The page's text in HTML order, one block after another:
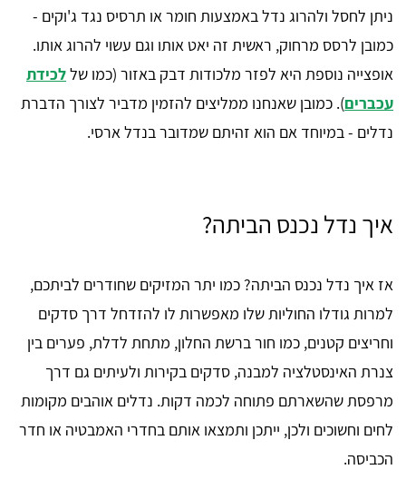
ניתן לחסל ולהרוג נדל באמצעות חומר או תרסיס נגד ג'וקים -
כמובן לרסס מרחוק, ראשית זה יאט אותו וגם עשוי להרוג אותו.
אופצייה נוספת היא לפזר מלכודות דבק באזור (כמו שללכידת
עכברים). כמובן שאנחנו ממליצים להזמין מדביר לצורך הדברת
נדלים - במיוחד אם הוא זהיתם שמדובר בנדל ארסי.
איך נדל נכנס הביתה?
אז איך נדל נכנס הביתה? כמו יתר המזיקים שחודרים לביתכם,
למרות גודלו החוליות שלו מאפשרות לו להזדחל דרך סדקים
וחריצים קטנים, כמו חור ברשת החלון, מתחת לדלת, פערים בין
צנרת האינסטלציה למבנה, סדקים בקירות ולעיתים גם דרך
מרפסת שהשארתם פתוחה לכמה דקות. נדלים אוהבים מקומות
לחים וחשוכים ולכן, ייתכן ותמצאו אותם בחדרי האמבטיה או חדר
הכביסה.